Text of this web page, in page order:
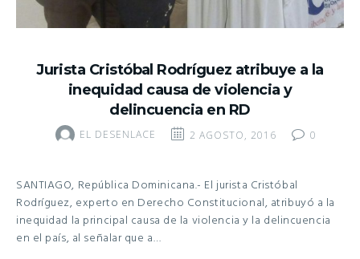
Jurista Cristóbal Rodríguez atribuye a la
inequidad causa de violencia y
delincuencia en RD
EL DESENLACE 2 AGOSTO, 2016 0
SANTIAGO, República Dominicana.- El jurista Cristóbal
Rodríguez, experto en Derecho Constitucional, atribuyó a la
inequidad la principal causa de la violencia y la delincuencia
en el país, al señalar que a…